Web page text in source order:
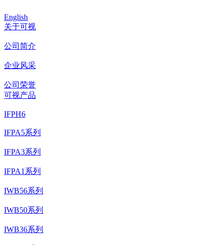
English
关于可视
公司简介
企业风采
公司荣誉
可视产品
IFPH6
IFPA5系列
IFPA3系列
IFPA1系列
IWB56系列
IWB50系列
IWB36系列